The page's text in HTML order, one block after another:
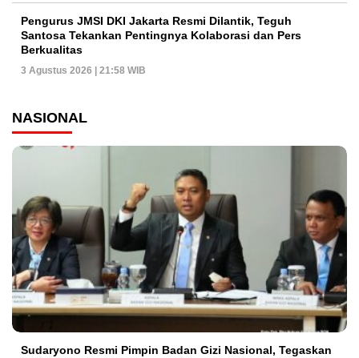
Pengurus JMSI DKI Jakarta Resmi Dilantik, Teguh
Santosa Tekankan Pentingnya Kolaborasi dan Pers
Berkualitas
3 Agustus 2026 | 21:58 WIB
NASIONAL
Sudaryono Resmi Pimpin Badan Gizi Nasional, Tegaskan